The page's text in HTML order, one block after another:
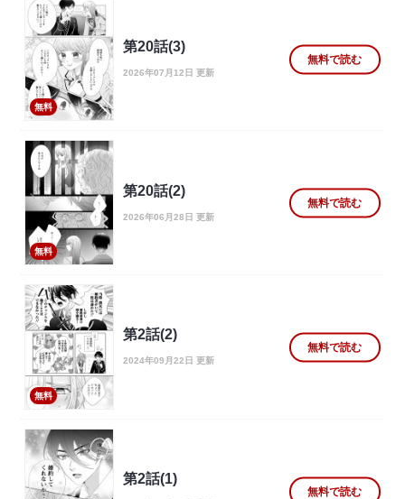
無料
第20話(3)
2026年07月12日 更新
無料で読む
無料
第20話(2)
2026年06月28日 更新
無料で読む
無料
第2話(2)
2024年09月22日 更新
無料で読む
第2話(1)
無料で読む